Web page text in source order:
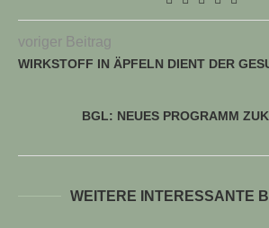
voriger Beitrag
WIRKSTOFF IN ÄPFELN DIENT DER
BGL: NEUES PROGRAMM
WEITERE INTERESSANTE